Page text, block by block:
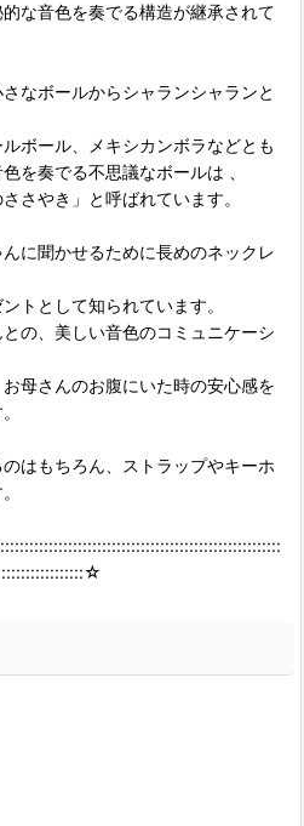
な音色を奏でる構造が継承されて
なボールからシャランシャランと
ボール、メキシカンボラなどとも
を奏でる不思議なボールは 、
さやき」と呼ばれています。
に聞かせるために長めのネックレ
トとして知られています。
の、美しい音色のコミュニケーシ
母さんのお腹にいた時の安心感を
はもちろん、ストラップやキーホ